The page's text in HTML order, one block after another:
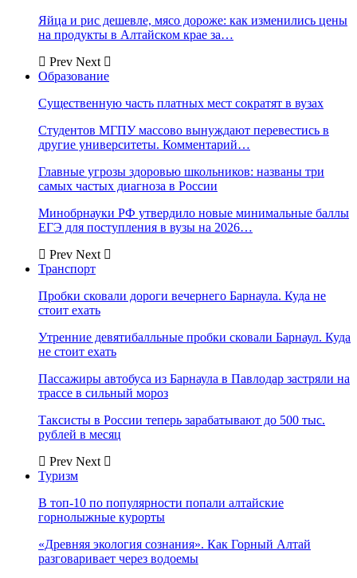
Яйца и рис дешевле, мясо дороже: как изменились цены
на продукты в Алтайском крае за…
Prev Next
Образование
Существенную часть платных мест сократят в вузах
Студентов МГПУ массово вынуждают перевестись в
другие университеты. Комментарий…
Главные угрозы здоровью школьников: названы три
самых частых диагноза в России
Минобрнауки РФ утвердило новые минимальные баллы
ЕГЭ для поступления в вузы на 2026…
Prev Next
Транспорт
Пробки сковали дороги вечернего Барнаула. Куда не
стоит ехать
Утренние девятибалльные пробки сковали Барнаул. Куда
не стоит ехать
Пассажиры автобуса из Барнаула в Павлодар застряли на
трассе в сильный мороз
Таксисты в России теперь зарабатывают до 500 тыс.
рублей в месяц
Prev Next
Туризм
В топ-10 по популярности попали алтайские
горнолыжные курорты
«Древняя экология сознания». Как Горный Алтай
разговаривает через водоемы